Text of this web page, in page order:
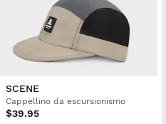
SCENE
Cappellino da escursionismo
$39.95